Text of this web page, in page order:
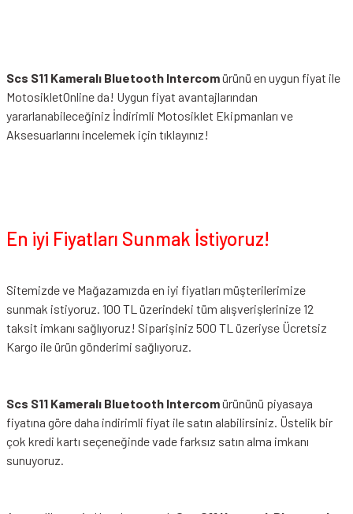
Scs S11 Kameralı Bluetooth Intercomürünü en uygun fiyat ile
MotosikletOnline da! Uygun fiyat avantajlarından
yararlanabileceğiniz İndirimli Motosiklet Ekipmanları ve
Aksesuarlarını incelemek için tıklayınız!
En iyi Fiyatları Sunmak İstiyoruz!
Sitemizde ve Mağazamızda en iyi fiyatları müşterilerimize
sunmak istiyoruz. 100 TL üzerindeki tüm alışverişlerinize 12
taksit imkanı sağlıyoruz! Siparişiniz 500 TL üzeriyse Ücretsiz
Kargo ile ürün gönderimi sağlıyoruz.
Scs S11 Kameralı Bluetooth Intercomürününü piyasaya
fiyatına göre daha indirimli fiyat ile satın alabilirsiniz. Üstelik bir
çok kredi kartı seçeneğinde vade farksız satın alma imkanı
sunuyoruz.